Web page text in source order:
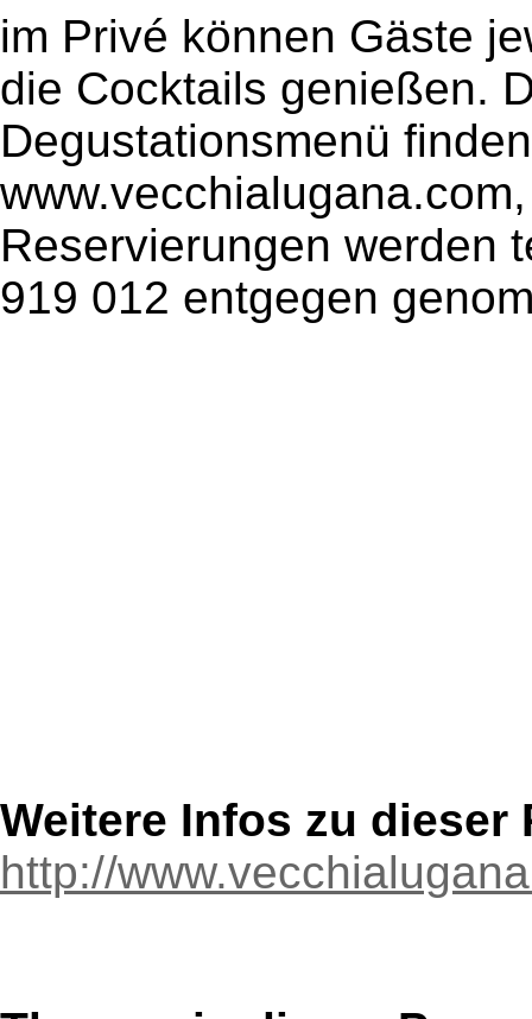
im Privé können Gäste
die Cocktails genießen.
Degustationsmenü
Reservierungen werden
919 012 entgegen
Weitere Infos zu dieser
http://